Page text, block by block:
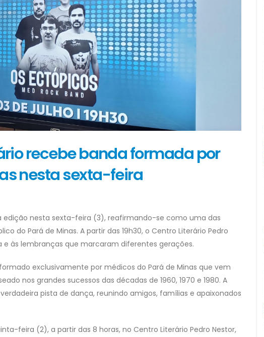
recebe banda formada por
nesta sexta-feira
edição nesta sexta-feira (3), reafirmando-se como uma das
do Pará de Minas. A partir das 19h30, o Centro Literário Pedro
às lembranças que marcaram diferentes gerações.
exclusivamente por médicos do Pará de Minas que vem
nos grandes sucessos das décadas de 1960, 1970 e 1980. A
pista de dança, reunindo amigos, famílias e apaixonados
feira (2), a partir das 8 horas, no Centro Literário Pedro Nestor,